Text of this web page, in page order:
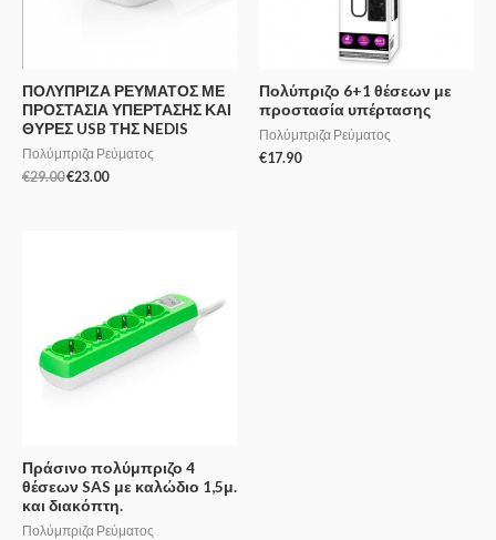
ΠΟΛΥΠΡΙΖΑ ΡΕΥΜΑΤΟΣ ΜΕ
ΠΡΟΣΤΑΣΙΑ ΥΠΕΡΤΑΣΗΣ ΚΑΙ
ΘΥΡΕΣ USB ΤΗΣ NEDIS
Πολύμπριζα Ρεύματος
€29.00€23.00
Πολύπριζο 6+1 θέσεων με
προστασία υπέρτασης
Πολύμπριζα Ρεύματος
€17.90
Πράσινο πολύμπριζο 4
θέσεων SAS με καλώδιο 1,5μ.
και διακόπτη.
Πολύμπριζα Ρεύματος